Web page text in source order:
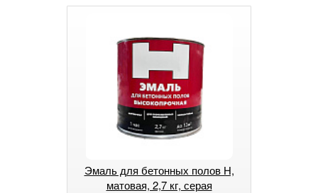
Эмаль для бетонных полов Н,
матовая, 2,7 кг, серая